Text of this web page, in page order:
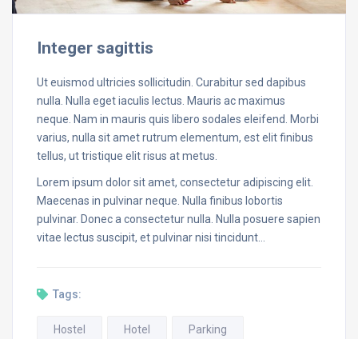
Integer sagittis
Ut euismod ultricies sollicitudin. Curabitur sed dapibus
nulla. Nulla eget iaculis lectus. Mauris ac maximus
neque. Nam in mauris quis libero sodales eleifend. Morbi
varius, nulla sit amet rutrum elementum, est elit finibus
tellus, ut tristique elit risus at metus.
Lorem ipsum dolor sit amet, consectetur adipiscing elit.
Maecenas in pulvinar neque. Nulla finibus lobortis
pulvinar. Donec a consectetur nulla. Nulla posuere sapien
vitae lectus suscipit, et pulvinar nisi tincidunt…
Tags:
Hostel Hotel Parking